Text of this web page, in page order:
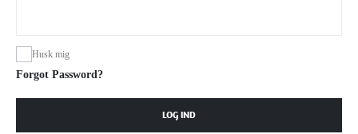
Husk mig
Forgot Password?
LOG IND